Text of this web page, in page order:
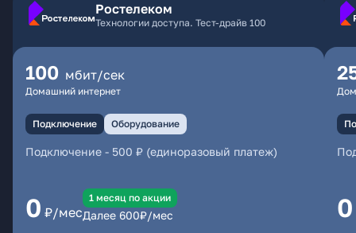
Ростелеком
Технологии доступа. Тест-драйв 100
100 мбит/сек
Домашний интернет
Подключение Оборудование
Подключение - 500 ₽ (единоразовый платеж)
0 ₽/мес
1 месяц по акции
Далее 600₽/мес 0